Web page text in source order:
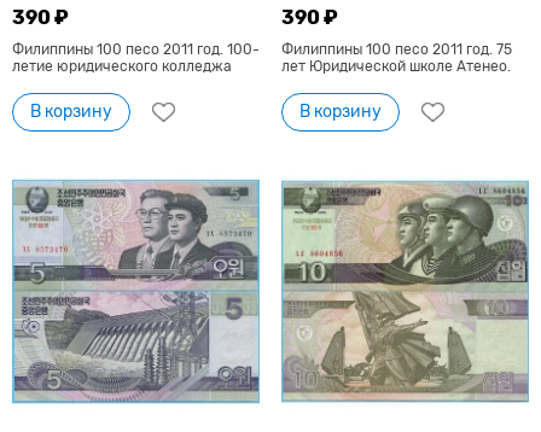
390 ₽
Филиппины 100 песо 2011 год. 100-
летие юридического колледжа
В корзину
390 ₽
Филиппины 100 песо 2011 год. 75
лет Юридической школе Атенео.
В корзину